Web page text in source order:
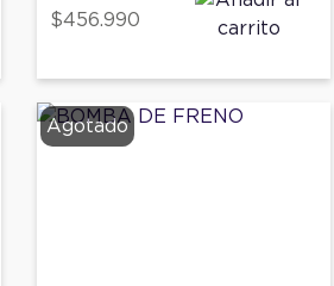
$456.990
Agotado